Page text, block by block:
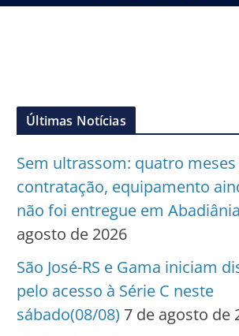
Últimas Notícias
Sem ultrassom: quatro meses
contratação, equipamento
não foi entregue em Abadiânia
agosto de 2026
São José-RS e Gama iniciam
pelo acesso à Série C neste
sábado(08/08) 7 de agosto de